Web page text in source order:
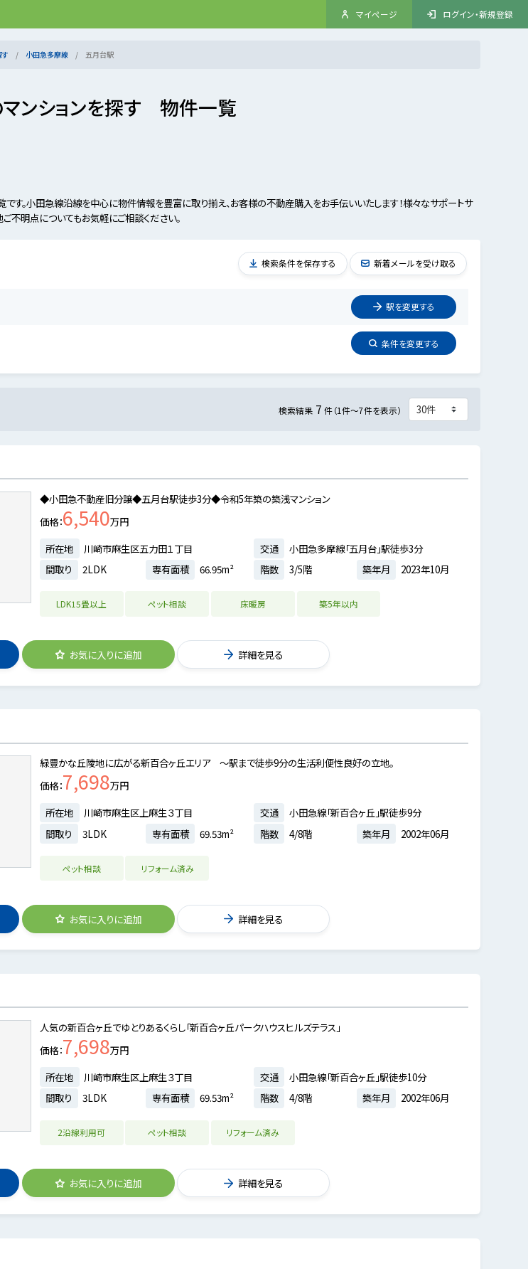
マイページ ログイン・新規登録
小田急多摩線 五月台駅
マンションを探す 物件一覧
す。小田急線沿線を中心に物件情報を豊富に取り揃え、お客様の不動産購入をお手伝いいたします！様々なサポートサ
不明点についてもお気軽にご相談ください。
駅を変更する
条件を変更する
検索条件を保存する 新着メールを受け取る
検索結果 7 件（1件～7件を表示）
◆小田急不動産旧分譲◆五月台駅徒歩3分◆令和5年築の築浅マンション
価格 6,540万円
所在地
川崎市麻生区五力田１丁目 交通
小田急多摩線「五月台」駅徒歩3分
間取り
2LDK 専有面積 66.95m² 階数 3/5階 築年月 2023年10月
LDK15畳以上 ペット相談 床暖房 築5年以内
お気に入りに追加 詳細を見る
緑豊かな丘陵地に広がる新百合ヶ丘エリア ～駅まで徒歩9分の生活利便性良好の立地。
価格 7,698万円
所在地
川崎市麻生区上麻生３丁目 交通
小田急線「新百合ヶ丘」駅徒歩9分
間取り
3LDK 専有面積 69.53m² 階数 4/8階 築年月 2002年06月
ペット相談 リフォーム済み
お気に入りに追加 詳細を見る
人気の新百合ヶ丘でゆとりあるくらし「新百合ヶ丘パークハウスヒルズテラス」
価格 7,698万円
所在地
川崎市麻生区上麻生３丁目 交通
小田急線「新百合ヶ丘」駅徒歩10分
間取り
3LDK 専有面積 69.53m² 階数 4/8階 築年月 2002年06月
2沿線利用可 ペット相談 リフォーム済み
お気に入りに追加 詳細を見る